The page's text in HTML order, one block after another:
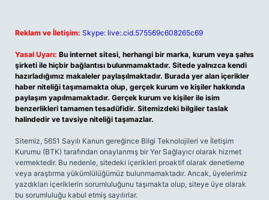
Reklam ve İletişim: Skype: live:.cid.575569c608265c69
Yasal Uyarı: Bu internet sitesi, herhangi bir marka, kurum veya şahıs
şirketi ile hiçbir bağlantısı bulunmamaktadır. Sitede yalnızca kendi
hazırladığımız makaleler paylaşılmaktadır. Burada yer alan içerikler
haber niteliği taşımamakta olup, gerçek kurum ve kişiler hakkında
paylaşım yapılmamaktadır. Gerçek kurum ve kişiler ile isim
benzerlikleri tamamen tesadüfidir. Sitemizdeki bilgiler taslak
halindedir ve tavsiye niteliği taşımazlar.
Sitemiz, 5651 Sayılı Kanun gereğince Bilgi Teknolojileri ve İletişim
Kurumu (BTK) tarafından onaylanmış bir Yer Sağlayıcı olarak hizmet
vermektedir. Bu nedenle, sitedeki içerikleri proaktif olarak denetleme
veya araştırma yükümlülüğümüz bulunmamaktadır. Ancak, üyelerimiz
yazdıkları içeriklerin sorumluluğunu taşımakta olup, siteye üye olarak
bu sorumluluğu kabul etmiş sayılırlar.